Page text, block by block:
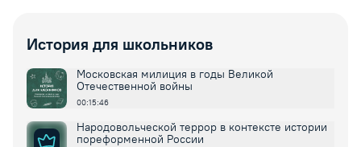
История для школьников
Московская милиция в годы Великой
Отечественной войны
00:15:46
Народовольческой террор в контексте истории
пореформенной России